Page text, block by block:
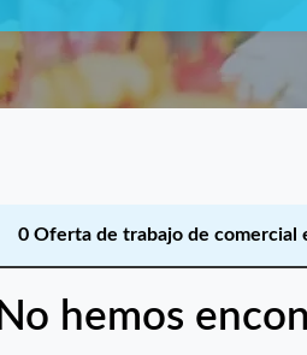
0 Oferta de trabajo de comercial
No hemos